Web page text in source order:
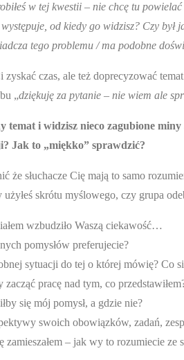
w tej kwestii – nie chcę tu
od kiedy go widzisz? Czy był
tego problemu / ma podobne
zyskać czas, ale też doprecyzować
„dziękuję za pytanie – nie wiem ale
temat i widzisz nieco zagubione
Jak to „miękko” sprawdzić?
że słuchacze Cię mają to samo
skrótu myślowego, czy grupa
wzbudziło Waszą ciekawość…
pomysłów preferujecie?
sytuacji do tej o której mówię? Co
pracę nad tym, co
się mój pomysł, a gdzie nie?
swoich obowiązków, zadań,
zamieszałem – jak wy to rozumiecie ze